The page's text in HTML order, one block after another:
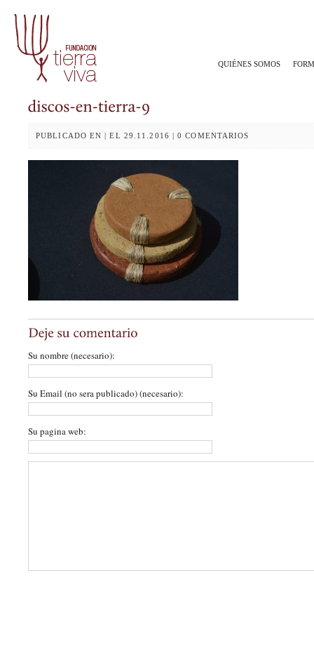
QUIÉNES SOMOS
PUBLICADO EN | EL 29.11.2016 | 0 COMENTARIOS
Su nombre (necesario):
Su Email (no sera publicado) (necesario):
Su pagina web: